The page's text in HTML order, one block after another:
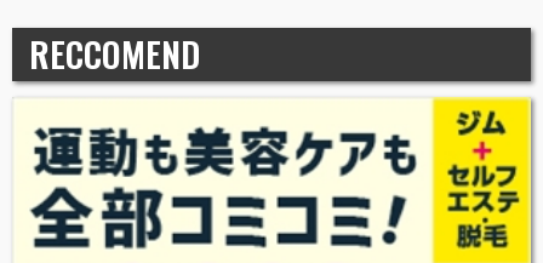
RECCOMEND